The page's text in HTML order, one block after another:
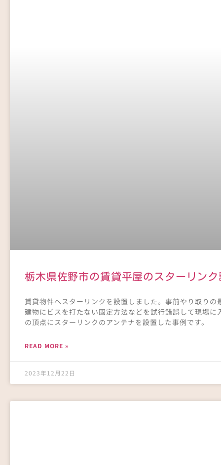
栃木県佐野市の賃貸平屋のスターリン
賃貸物件へスターリンクを設置しました。事前やり取り
建物にビスを打たない固定方法などを試行錯誤して現場
の頂点にスターリンクのアンテナを設置した事例です。
READ MORE »
2023年12月22日